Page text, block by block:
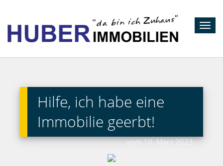
Hilfe, ich habe eine
Immobilie geerbt!
vom 10. März 2023